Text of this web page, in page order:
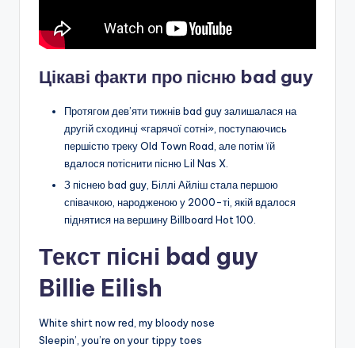
Цікаві факти про пісню bad guy
Протягом дев’яти тижнів bad guy залишалася на
другій сходинці «гарячої сотні», поступаючись
першістю треку Old Town Road, але потім їй
вдалося потіснити пісню Lil Nas X.
З піснею bad guy, Біллі Айліш стала першою
співачкою, народженою у 2000-ті, якій вдалося
піднятися на вершину Billboard Hot 100.
Текст пісні bad guy
Billie Eilish
White shirt now red, my bloody nose
Sleepin’, you’re on your tippy toes